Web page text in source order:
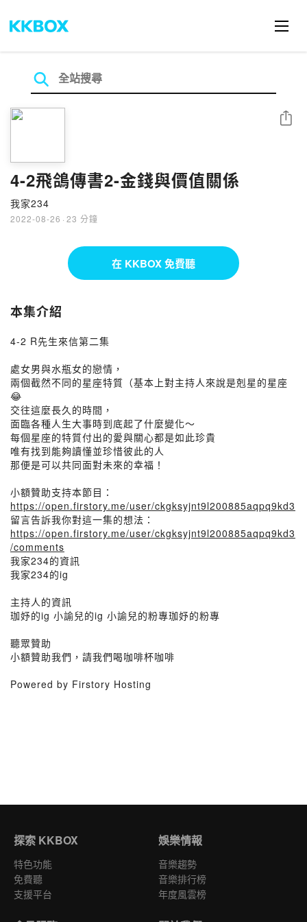
4-2飛鴿傳書2-金錢與價值關係
我家234
2022-08-26 · 23 分鐘
分享
在 KKBOX 免費聽
本集介紹
4-2 R先生來信第二集
處女男與水瓶女的戀情，
兩個截然不同的星座特質（基本上對主持人來說是剋星的星座
😂
交往這麼長久的時間，
面臨各種人生大事時到底起了什麼變化～
每個星座的特質付出的愛與關心都是如此珍貴
唯有找到能夠讀懂並珍惜彼此的人
那便是可以共同面對未來的幸福！
小額贊助支持本節目：
https://open.firstory.me/user/ckgksyjnt9l200885aqpq9kd3
留言告訴我你對這一集的想法：
https://open.firstory.me/user/ckgksyjnt9l200885aqpq9kd3
/comments
我家234的資訊
我家234的ig
主持人的資訊
珈妤的ig 小諭兒的ig 小諭兒的粉專珈妤的粉專
聽眾贊助
小額贊助我們，請我們喝咖啡杯咖啡
Powered by Firstory Hosting
探索 KKBOX
特色功能
免費聽
支援平台
娛樂情報
音樂趨勢
音樂排行榜
年度風雲榜